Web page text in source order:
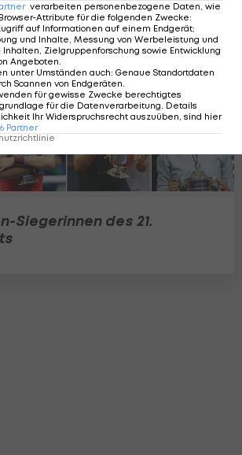
Siegerinnen des 21.
verarbeiten personenbezogene Daten, wie
Attribute für die folgenden Zwecke:
auf Informationen auf einem Endgerät;
und Inhalte, Messung von Werbeleistung und
Zielgruppenforschung sowie Entwicklung
Angeboten.
unter Umständen auch: Genaue Standortdaten
Scannen von Endgeräten.
für gewisse Zwecke berechtigtes
für die Datenverarbeitung. Details
Ihr Widerspruchsrecht auszuüben, sind hier
Partner